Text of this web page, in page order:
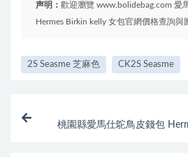
声明： 歡迎瀏覽 www.bolidebag.com 愛
Hermes Birkin kelly 女包官網價格查詢與
2S Seasme 芝麻色 CK2S Seasme
桃園縣愛馬仕鴕鳥皮錢包